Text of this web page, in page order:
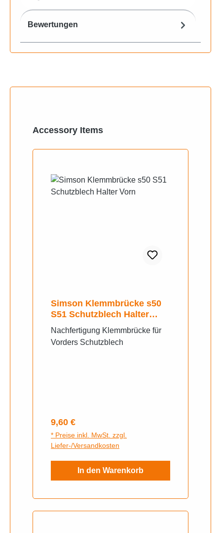
Bewertungen
Produktgalerie überspringen
Accessory Items
Simson Klemmbrücke s50
S51 Schutzblech Halter
Vorn
Nachfertigung Klemmbrücke für
Vorders Schutzblech
Regulärer Preis:
9,60 €
* Preise inkl. MwSt. zzgl.
Liefer-/Versandkosten
In den Warenkorb